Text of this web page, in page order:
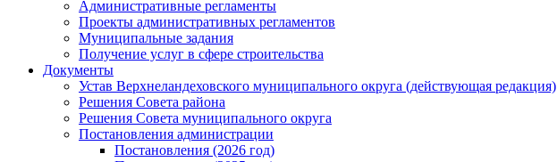
Административные регламенты
Проекты административных регламентов
Муниципальные задания
Получение услуг в сфере строительства
Документы
Устав Верхнеландеховского муниципального округа (действующая редакция)
Решения Совета района
Решения Совета муниципального округа
Постановления администрации
Постановления (2026 год)